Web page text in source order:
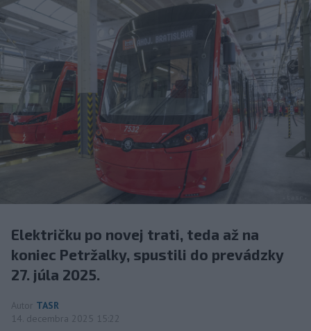
Električku po novej trati, teda až na
koniec Petržalky, spustili do prevádzky
27. júla 2025.
Autor TASR
14. decembra 2025 15:22